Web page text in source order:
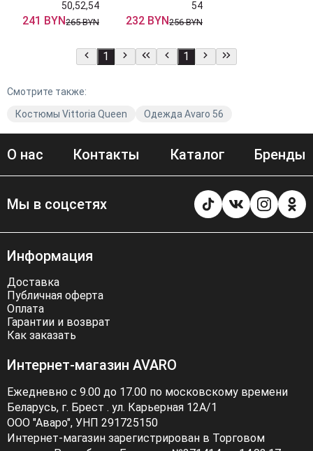
50,52,54
241 BYN265 BYN
54
232 BYN256 BYN
1 1
Смотрите также:
Костюмы Vittoria Queen
Одежда Avaro 56
О нас Контакты Каталог Бренды
Мы в соцсетях
Информация
Доставка
Публичная оферта
Оплата
Гарантии и возврат
Как заказать
Интернет-магазин AVARO
Ежедневно с 9.00 до 17.00 по московскому времени
Беларусь, г. Брест . ул. Карьерная 12А/1
ООО "Аваро", УНП 291725150
Интернет-магазин зарегистрирован в Торговом